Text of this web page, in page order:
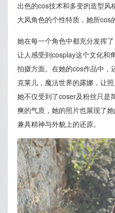
出色的cos技术和多变的造型风
大凤角色的个性特质，她所cos
她在每一个角色中都充分发挥
让人感受到cosplay这个文化和
拍摄方面。在她的cos作品中，
克莱儿，魔法世界的露娜，让
她不仅受到了coser及粉丝只是
爽的气质，她的照片也展现了
兼具精神与外貌上的还原。